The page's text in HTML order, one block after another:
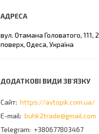
вул. Отамана Головатого, 111, 2
поверх, Одеса, Україна
https://avtopik.com.ua/
buhk2trade@gmail.com
+380677803467